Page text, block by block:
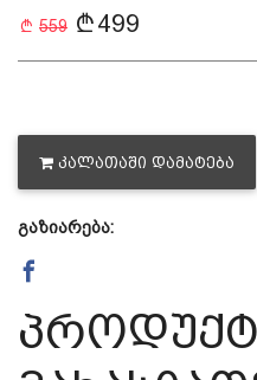
დაცვის პოლიტიკა
საკონტაქტო
წესები და პირობები
პოლიტიკა
559 499
ᲙᲐᲚᲐᲗᲐᲨᲘ ᲓᲐᲛᲐᲢᲔᲑᲐ
გაზიარება: